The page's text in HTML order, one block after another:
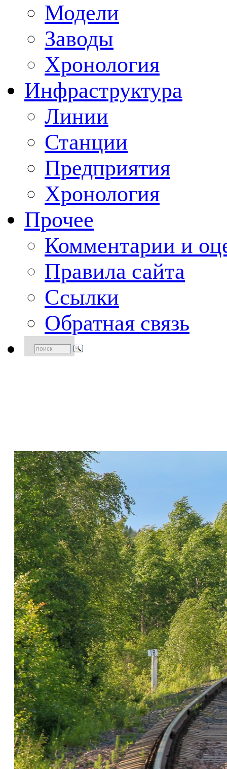
Модели
Заводы
Хронология
Инфраструктура
Линии
Станции
Предприятия
Хронология
Прочее
Комментарии и
Правила сайта
Ссылки
Обратная связь